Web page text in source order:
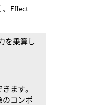
Effect
を乗算し
ます。
のコンポ